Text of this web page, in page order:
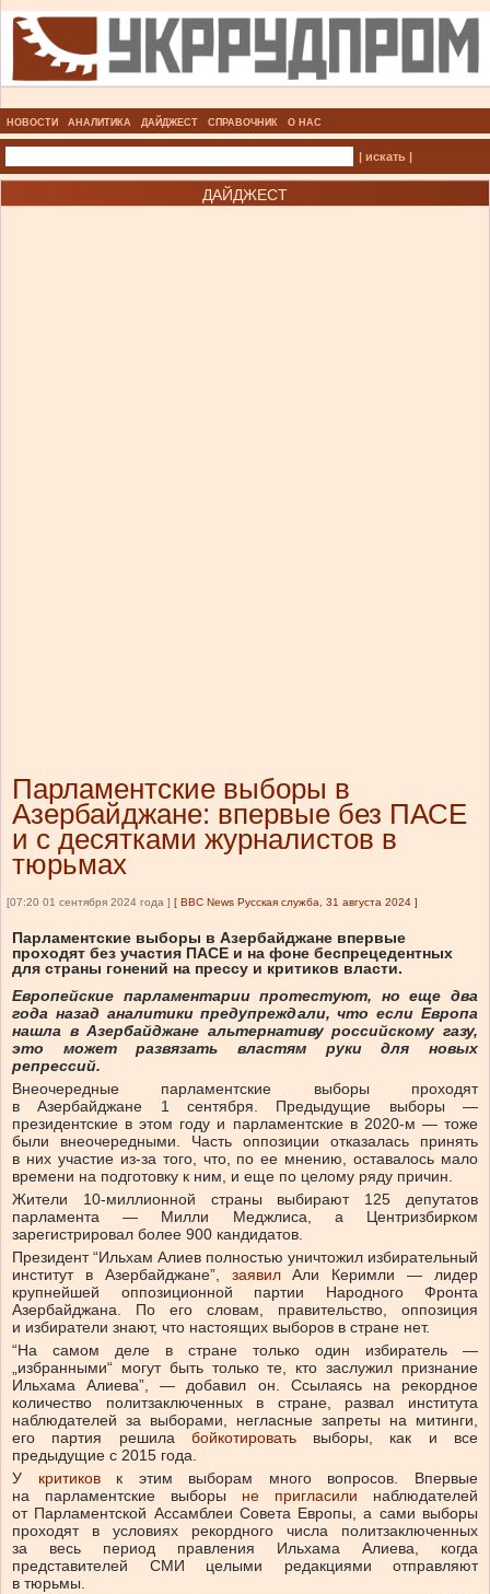
НОВОСТИ АНАЛИТИКА ДАЙДЖЕСТ СПРАВОЧНИК О НАС
| искать |
ДАЙДЖЕСТ
Парламентские выборы в
Азербайджане: впервые без ПАСЕ
и с десятками журналистов в
тюрьмах
[07:20 01 сентября 2024 года ] [ BBC News Русская служба, 31 августа 2024 ]
Парламентские выборы в Азербайджане впервые
проходят без участия ПАСЕ и на фоне беспрецедентных
для страны гонений на прессу и критиков власти.
Европейские парламентарии протестуют, но еще два
года назад аналитики предупреждали, что если Европа
нашла в Азербайджане альтернативу российскому газу,
это может развязать властям руки для новых
репрессий.
Внеочередные парламентские выборы проходят
в Азербайджане 1 сентября. Предыдущие выборы —
президентские в этом году и парламентские в 2020-м — тоже
были внеочередными. Часть оппозиции отказалась принять
в них участие из-за того, что, по ее мнению, оставалось мало
времени на подготовку к ним, и еще по целому ряду причин.
Жители 10-миллионной страны выбирают 125 депутатов
парламента — Милли Меджлиса, а Центризбирком
зарегистрировал более 900 кандидатов.
Президент “Ильхам Алиев полностью уничтожил избирательный
институт в Азербайджане”, заявилАли Керимли — лидер
крупнейшей оппозиционной партии Народного Фронта
Азербайджана. По его словам, правительство, оппозиция
и избиратели знают, что настоящих выборов в стране нет.
“На самом деле в стране только один избиратель —
„избранными“ могут быть только те, кто заслужил признание
Ильхама Алиева”, — добавил он. Ссылаясь на рекордное
количество политзаключенных в стране, развал института
наблюдателей за выборами, негласные запреты на митинги,
его партия решила бойкотироватьвыборы, как и все
предыдущие с 2015 года.
У критиковк этим выборам много вопросов. Впервые
на парламентские выборы не пригласили наблюдателей
от Парламентской Ассамблеи Совета Европы, а сами выборы
проходят в условиях рекордного числа политзаключенных
за весь период правления Ильхама Алиева, когда
представителей СМИ целыми редакциями отправляют
в тюрьмы.